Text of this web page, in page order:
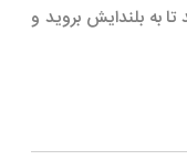
به بلندایش بروید و